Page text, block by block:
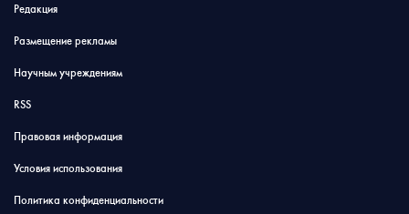
Редакция
Размещение рекламы
Научным учреждениям
RSS
Правовая информация
Условия использования
Политика конфиденциальности